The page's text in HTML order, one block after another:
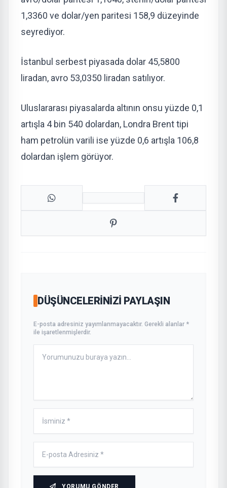
1,3360 ve dolar/yen paritesi 158,9 düzeyinde
seyrediyor.
İstanbul serbest piyasada dolar 45,5800
liradan, avro 53,0350 liradan satılıyor.
Uluslararası piyasalarda altının onsu yüzde 0,1
artışla 4 bin 540 dolardan, Londra Brent tipi
ham petrolün varili ise yüzde 0,6 artışla 106,8
dolardan işlem görüyor.
DÜŞÜNCELERINIZI PAYLAŞIN
E-posta adresiniz yayımlanmayacaktır. Gerekli alanlar *
ile işaretlenmişlerdir.
YORUMU GÖNDER